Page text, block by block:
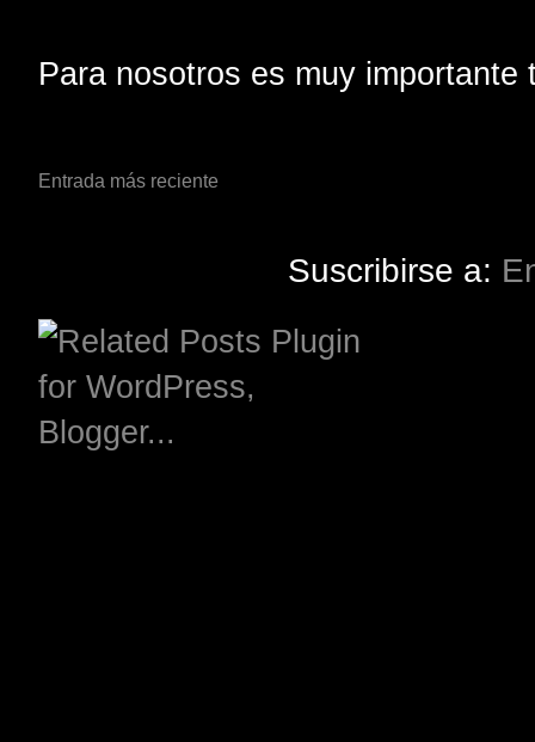
Para nosotros es muy
Entrada más reciente
Suscribirse a: